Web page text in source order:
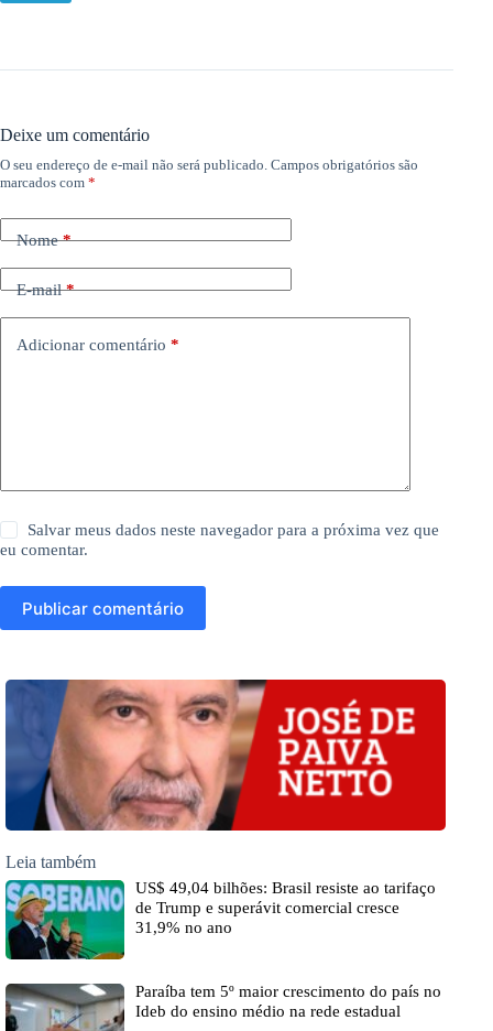
Deixe um comentário
O seu endereço de e-mail não será publicado. Campos obrigatórios são
marcados com *
Nome*
E-mail*
Adicionar comentário *
Salvar meus dados neste navegador para a próxima vez que
eu comentar.
Publicar comentário
Leia também
US$ 49,04 bilhões: Brasil resiste ao tarifaço
de Trump e superávit comercial cresce
31,9% no ano
Paraíba tem 5º maior crescimento do país no
Ideb do ensino médio na rede estadual